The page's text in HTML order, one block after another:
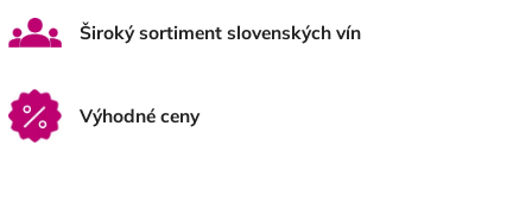
Široký sortiment slovenských vín
Výhodné ceny